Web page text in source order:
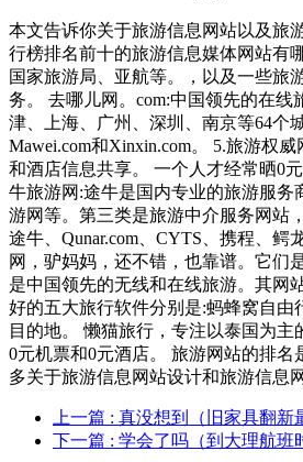
本文告诉你关于旅游信息网站以及旅
行榜排名前十的旅游信息媒体网站有
国家旅游局、亚航等。，以及一些旅
务。 去哪儿网。com:中国领先的在
津、上海、广州、深圳、南京等64个
Mawei.com和Xinxin.com。 5.旅游权
和酒店信息共享。 一个人才经常晒0
牛旅游网:途牛是国内专业的旅游服
游网等。第三类是旅游中介服务网站
途牛、Qunar.com、CYTS、携程、
网，驴妈妈，还不错，也靠谱。它们
是中国领先的无线和在线旅游。其网
好的五大旅行软件分别是:蚂蜂窝自
目的地。 懒猫旅行，专注以泰国为
0元机票和0元酒店。 旅游网站的排名
多关于旅游信息网站设计和旅游信息
上一篇 : 真没想到（旧家具翻新
下一篇 : 学会了吗（到大理航班